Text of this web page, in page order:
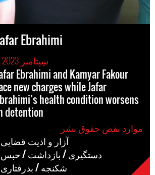
Ebrahimi
6 سِپتامبر 2023
Ebrahimi and Kamyar Fakour
new charges while Jafar
health condition worsens
detention
#آزار و اذیت قضایی
#دستگیری / بازداشت / حبس
#شکنجه / بدرفتاری